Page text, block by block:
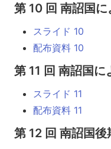
第 10 回 南詔国
スライド 10
配布資料 10
第 11 回 南詔国
スライド 11
配布資料 11
第 12 回 南詔国後